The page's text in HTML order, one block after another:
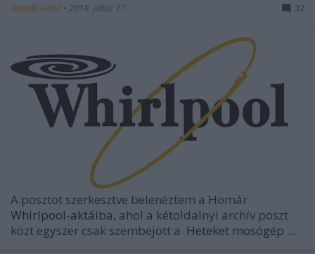
Homár Hilda • 2018. július 17. 32
A posztot szerkesztve belenéztem a Homár
Whirlpool-aktáiba, ahol a kétoldalnyi archív poszt
közt egyszer csak szembejött a Heteket mosógép ...